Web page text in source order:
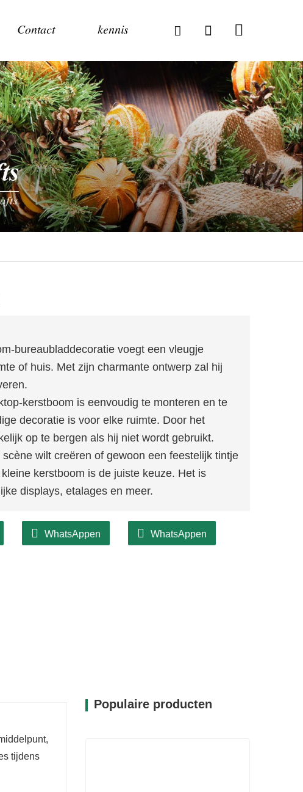
Contact kennis
bureaubladdecoratie voegt een vleugje
of huis. Met zijn charmante ontwerp zal hij
kerstboom is eenvoudig te monteren en te
decoratie is voor elke ruimte. Door het
op te bergen als hij niet wordt gebruikt.
scène wilt creëren of gewoon een feestelijk tintje
kerstboom is de juiste keuze. Het is
displays, etalages en meer.
WhatsAppen WhatsAppen
tijdens
Populaire producten